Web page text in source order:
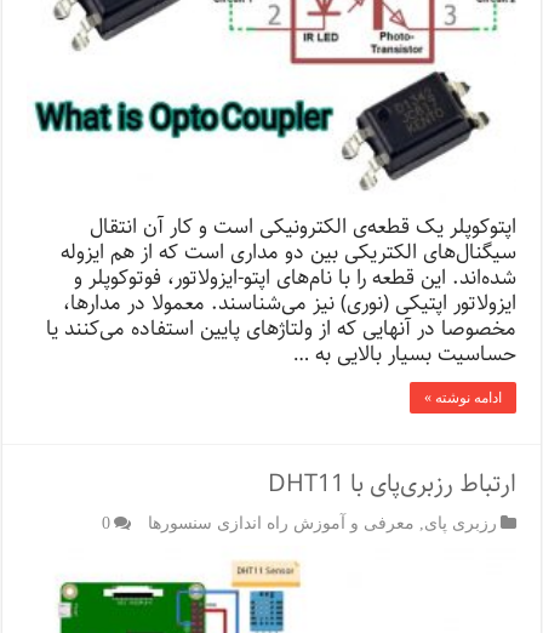
اپتوکوپلر یک قطعه‌ی الکترونیکی است و کار آن انتقال
سیگنال‌های الکتریکی بین دو مداری است که از هم ایزوله
شده‌اند. این قطعه را با نام‌های اپتو-ایزولاتور، فوتوکوپلر و
ایزولاتور اپتیکی (نوری) نیز می‌شناسند. معمولا در مدارها،
مخصوصا در آنهایی که از ولتاژهای پایین استفاده می‌کنند یا
حساسیت بسیار بالایی به …
ادامه نوشته »
ارتباط رزبری‌پای با DHT11
رزبری پای معرفی و آموزش راه اندازی سنسورها 0